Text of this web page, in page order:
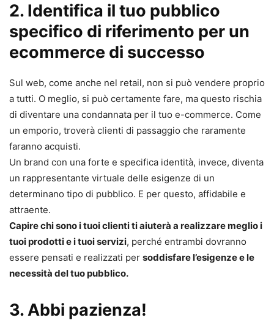
2. Identifica il tuo pubblico
specifico di riferimento per un
ecommerce di successo
Sul web, come anche nel retail, non si può vendere proprio
a tutti. O meglio, si può certamente fare, ma questo rischia
di diventare una condannata per il tuo e-commerce. Come
un emporio, troverà clienti di passaggio che raramente
faranno acquisti.
Un brand con una forte e specifica identità, invece, diventa
un rappresentante virtuale delle esigenze di un
determinano tipo di pubblico. E per questo, affidabile e
attraente.
Capire chi sono i tuoi clienti ti aiuterà a realizzare meglio i
tuoi prodotti e i tuoi servizi, perché entrambi dovranno
essere pensati e realizzati per soddisfare l’esigenze e le
necessità del tuo pubblico.
3. Abbi pazienza!